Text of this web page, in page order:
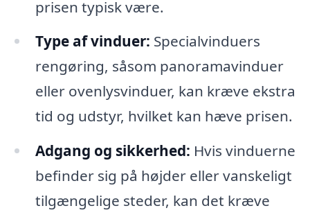
prisen typisk være.
Type af vinduer: Specialvinduers
rengøring, såsom panoramavinduer
eller ovenlysvinduer, kan kræve ekstra
tid og udstyr, hvilket kan hæve prisen.
Adgang og sikkerhed: Hvis vinduerne
befinder sig på højder eller vanskeligt
tilgængelige steder, kan det kræve